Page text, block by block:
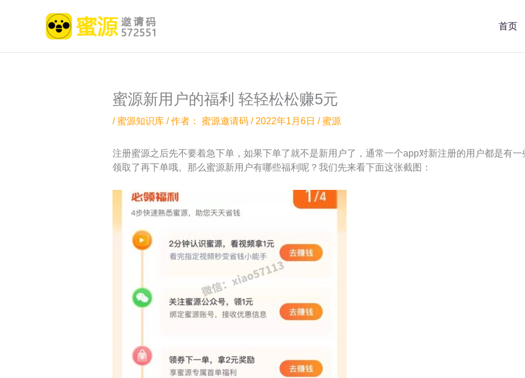
首页
蜜源新用户的福利 轻轻松松赚5元
/蜜源知识库 / 作者： 蜜源邀请码 / 2022年1月6日 /蜜源
注册蜜源之后先不要着急下单，如果下单了就不是新用户了，通常一个app对新注册的用户都是有
领取了再下单哦。那么蜜源新用户有哪些福利呢？我们先来看下面这张截图：